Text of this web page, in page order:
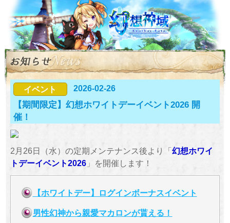
イベント 2026-02-26
【期間限定】幻想ホワイトデーイベント2026 開
催！
2月26日（水）の定期メンテナンス後より「幻想ホワイ
トデーイベント2026」を開催します！
【ホワイトデー】ログインボーナスイベント
男性幻神から親愛マカロンが貰える！